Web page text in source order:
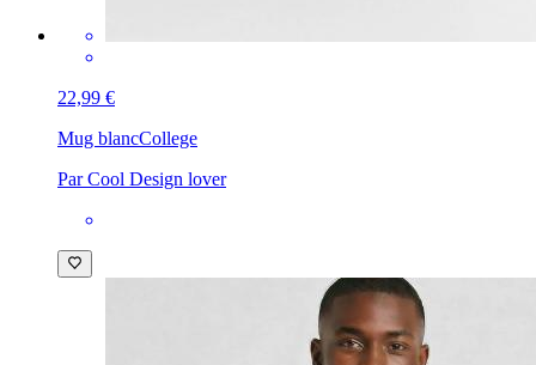
22,99 €
Mug blancCollege
Par Cool Design lover